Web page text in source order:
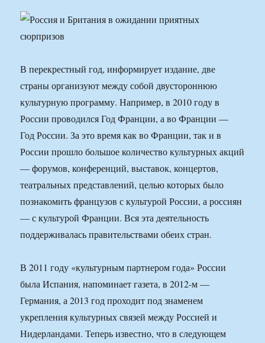
В перекрестный год, информирует издание, две
страны организуют между собой двустороннюю
культурную программу. Например, в 2010 году в
России проводился Год Франции, а во Франции —
Год России. За это время как во Франции, так и в
России прошло большое количество культурных акций
— форумов, конференций, выставок, концертов,
театральных представлений, целью которых было
познакомить французов с культурой России, а россиян
— с культурой Франции. Вся эта деятельность
поддерживалась правительствами обеих стран.
В 2011 году «культурным партнером года» России
была Испания, напоминает газета, в 2012-м —
Германия, а 2013 год проходит под знаменем
укрепления культурных связей между Россией и
Нидерландами. Теперь известно, что в следующем